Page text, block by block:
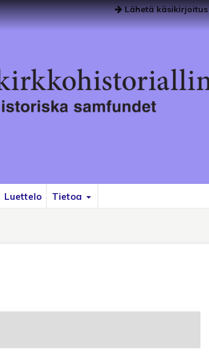
Luettelo Tietoa
Lähetä käsikirjoitus